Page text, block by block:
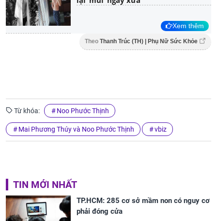
Xem thêm
Theo Thanh Trúc (TH) | Phụ Nữ Sức Khỏe
Từ khóa: Noo Phước Thịnh
Mai Phương Thúy và Noo Phước Thịnh vbiz
TIN MỚI NHẤT
TP.HCM: 285 cơ sở mầm non có nguy cơ
phải đóng cửa